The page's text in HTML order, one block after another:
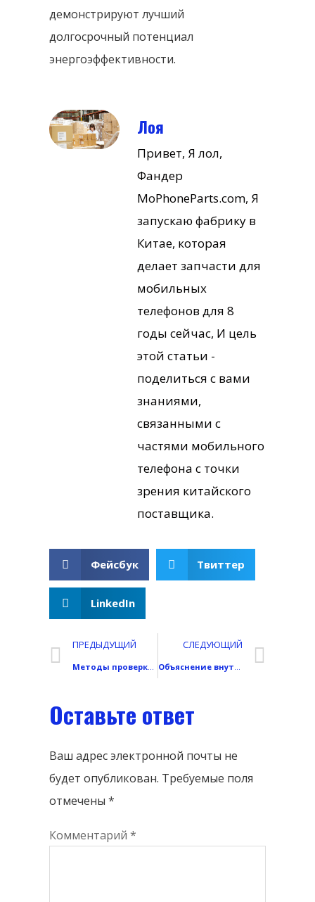
демонстрируют лучший
долгосрочный потенциал
энергоэффективности.
Лоя
Привет, Я лол,
Фандер
MoPhoneParts.com, Я
запускаю фабрику в
Китае, которая
делает запчасти для
мобильных
телефонов для 8
годы сейчас, И цель
этой статьи -
поделиться с вами
знаниями,
связанными с
частями мобильного
телефона с точки
зрения китайского
поставщика.
Фейсбук Твиттер
LinkedIn
ПРЕДЫДУЩИЙ СЛЕДУЮЩИЙ
Оставьте ответ
Ваш адрес электронной почты не
будет опубликован. Требуемые поля
отмечены *
Комментарий *